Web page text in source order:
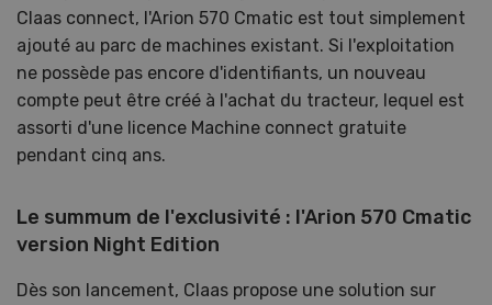
Claas connect, l'Arion 570 Cmatic est tout simplement
ajouté au parc de machines existant. Si l'exploitation
ne possède pas encore d'identifiants, un nouveau
compte peut être créé à l'achat du tracteur, lequel est
assorti d'une licence Machine connect gratuite
pendant cinq ans.
Le summum de l'exclusivité : l'Arion 570 Cmatic
version Night Edition
Dès son lancement, Claas propose une solution sur